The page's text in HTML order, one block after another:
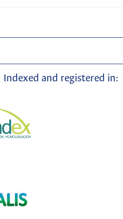
Indexed and registered in: